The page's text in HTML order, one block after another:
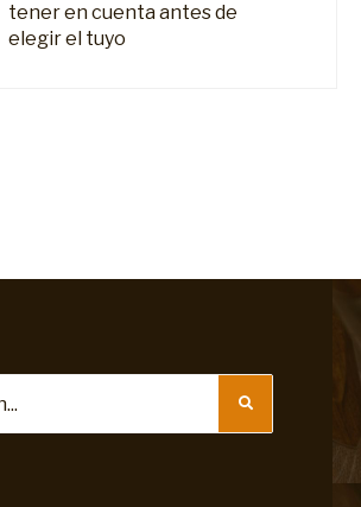
tener en cuenta antes de
elegir el tuyo